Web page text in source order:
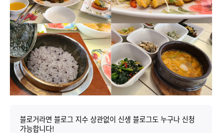
블로거라면 블로그 지수 상관없이 신생 블로그도 누구나 신청
가능합니다!